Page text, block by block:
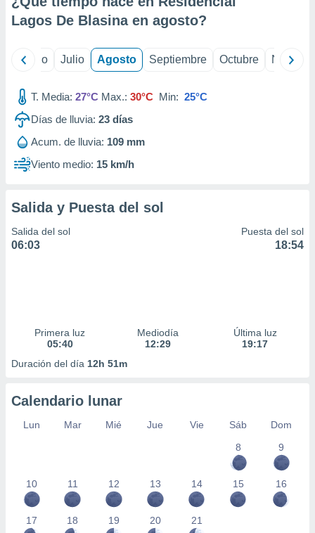
e
publicidad
publicidad
de
Lagos De Blasina en agosto?
Junio Julio Agosto Septiembre Octubre
T. Media: 27°C Max.: 30°C Min: 25°C
Días de lluvia: 23 días
Acum. de lluvia: 109 mm
Viento medio: 15 km/h
Salida y Puesta del sol
Salida del sol
06:03
Puesta del sol
18:54
Primera luz
05:40
Mediodía
12:29
Última luz
19:17
Duración del día 12h 51m
Calendario lunar
Lun Mar Mié Jue Vie Sáb
Dom
8
9
10 11 12 13 14 15 16
17 18 19 20 21